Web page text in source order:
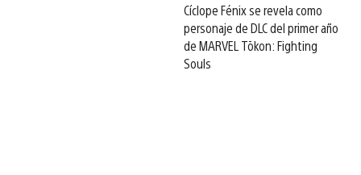
Cíclope Fénix se revela como
personaje de DLC del primer año
de MARVEL Tōkon: Fighting
Souls